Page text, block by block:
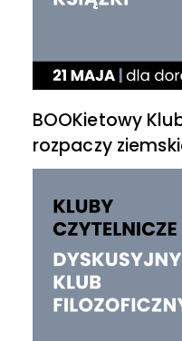
BOOKietowy
rozpaczy